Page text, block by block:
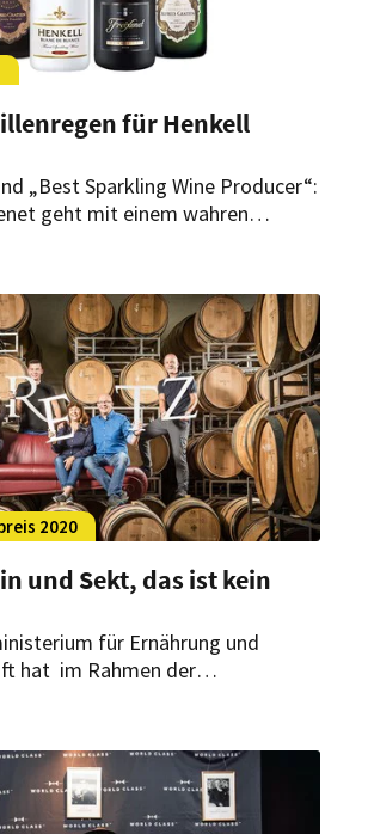
für Henkell
„Best Sparkling Wine Producer“:
geht mit einem wahren
2020
und Sekt, das ist kein
für Ernährung und
hat im Rahmen der